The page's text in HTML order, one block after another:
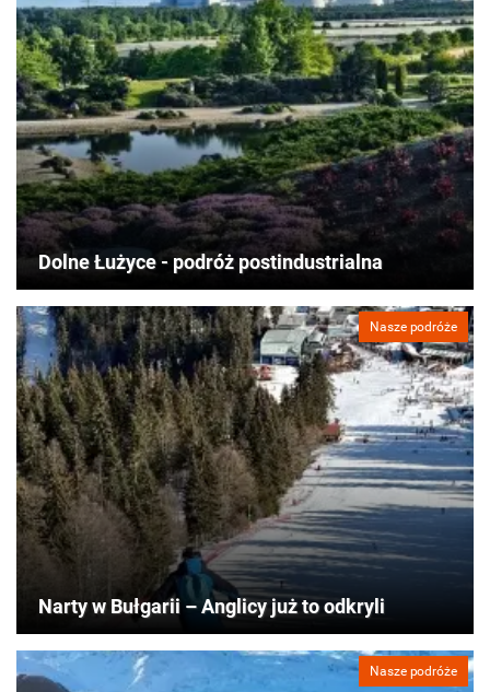
Dolne Łużyce - podróż postindustrialna
Narty w Bułgarii – Anglicy już to odkryli
Nasze podróże
Nasze podróże